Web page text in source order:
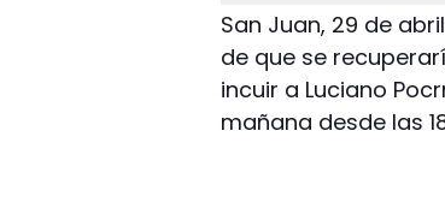
San Juan, 29 de
de que se
incuir a Luciano
mañana desde las